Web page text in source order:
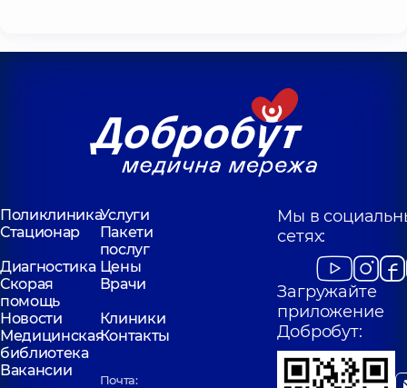
ПоликлиникаУслуги
Стационар
Пакети
послуг
Диагностика Цены
Скорая
помощь
Врачи
Новости
Клиники
Медицинская
библиотека
Контакты
Вакансии
Почта:
Мы в
сетях:
Загружайте
приложение
Добробут: